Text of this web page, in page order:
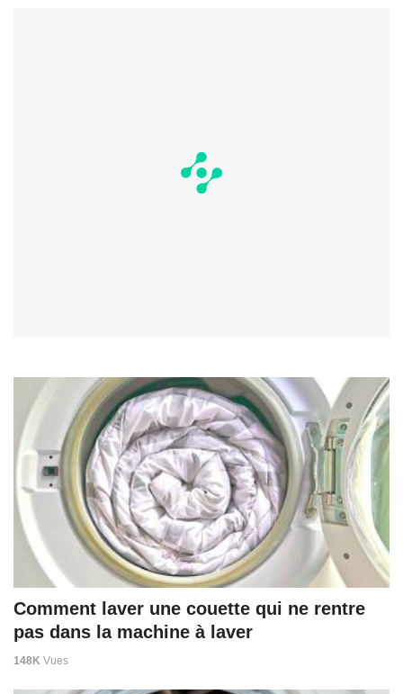
Comment laver une couette qui ne rentre
pas dans la machine à laver
148K Vues